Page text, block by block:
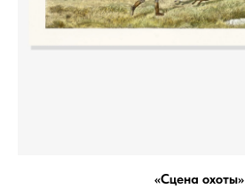
«Сцена охоты»